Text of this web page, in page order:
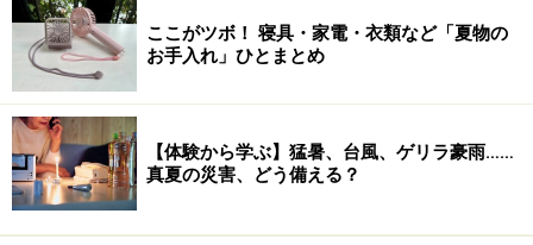
ここがツボ！ 寝具・家電・衣類など「夏物の
お手入れ」ひとまとめ
【体験から学ぶ】猛暑、台風、ゲリラ豪雨……
真夏の災害、どう備える？